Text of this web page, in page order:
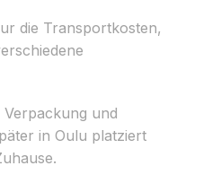
die Transportkosten,
und
in Oulu platziert